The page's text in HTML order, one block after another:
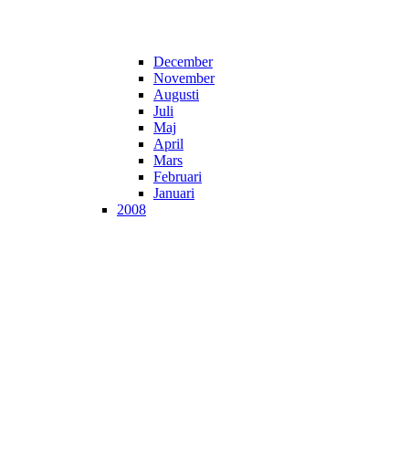
December
November
Augusti
Juli
Maj
April
Mars
Februari
Januari
2008